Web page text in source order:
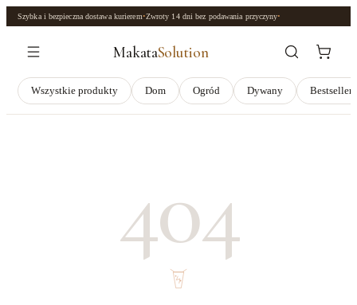
Szybka i bezpieczna dostawa kurierem•Zwroty 14 dni bez podawania przyczyny•
MakataSolution
Wszystkie produkty Dom Ogród Dywany Bestsellery
404